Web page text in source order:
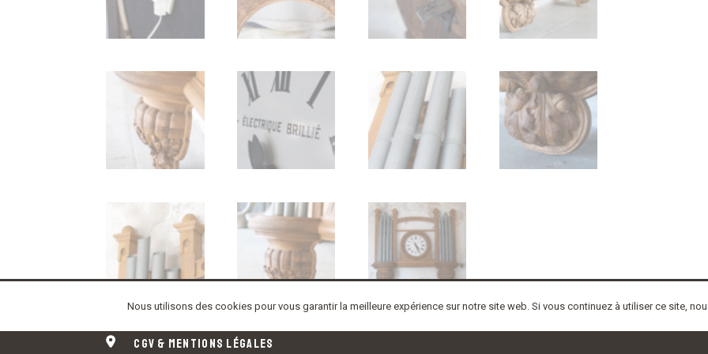
cgv & mentions légales
Nous utilisons des cookies pour vous garantir la meilleure expérience sur notre site web. Si vous continuez à utiliser ce site,